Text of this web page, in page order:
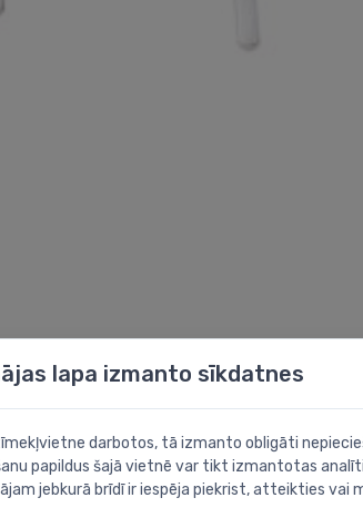
lapa izmanto sīkdatnes
darbotos, tā izmanto obligāti
papildus šajā vietnē var tikt izmantotas
jebkurā brīdī ir iespēja piekrist, atteikties vai